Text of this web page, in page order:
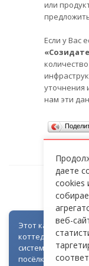
или
Если у Вас
уточнения
нам эти
ТИЗ
Этот каталог
коттеджных
система
посёлкам
даете
cookies
веб-